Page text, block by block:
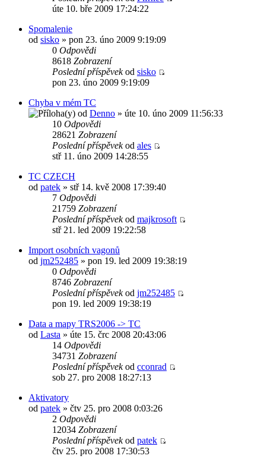
úte 10. bře 2009 17:24:22
Spomalenie
od sisko » pon 23. úno 2009 9:19:09
0 Odpovědi
8618 Zobrazení
Poslední příspěvekod sisko
pon 23. úno 2009 9:19:09
Chyba v mém TC
od Denno » úte 10. úno 2009 11:56:33
10 Odpovědi
28621 Zobrazení
Poslední příspěvekod ales
stř 11. úno 2009 14:28:55
TC CZECH
od patek » stř 14. kvě 2008 17:39:40
7 Odpovědi
21759 Zobrazení
Poslední příspěvekod majkrosoft
stř 21. led 2009 19:22:58
Import osobních vagonů
od jm252485 » pon 19. led 2009 19:38:19
0 Odpovědi
8746 Zobrazení
Poslední příspěvekod jm252485
pon 19. led 2009 19:38:19
Data a mapy TRS2006 -> TC
od Lasta » úte 15. črc 2008 20:43:06
14 Odpovědi
34731 Zobrazení
Poslední příspěvekod cconrad
sob 27. pro 2008 18:27:13
Aktivatory
od patek » čtv 25. pro 2008 0:03:26
2 Odpovědi
12034 Zobrazení
Poslední příspěvekod patek
čtv 25. pro 2008 17:30:53